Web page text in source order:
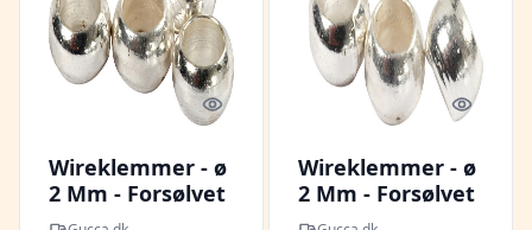
Quick look
Wireklemmer - ø
2 Mm - Forsølvet
- 100 Stk.
Quick
Wireklemmer - ø
2 Mm - Forsølvet
- 1000 Stk.